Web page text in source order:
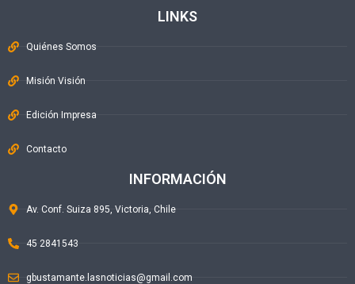
LINKS
Quiénes Somos
Misión Visión
Edición Impresa
Contacto
INFORMACIÓN
Av. Conf. Suiza 895, Victoria, Chile
45 2841543
gbustamante.lasnoticias@gmail.com